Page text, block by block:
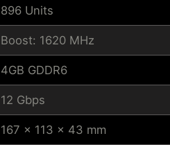
896 Units
Boost: 1620 MHz
4GB GDDR6
12 Gbps
167 x 113 x 43 mm